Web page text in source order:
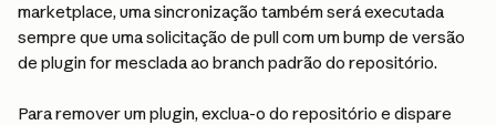
marketplace, uma sincronização também será executada
sempre que uma solicitação de pull com um bump de versão
de plugin for mesclada ao branch padrão do repositório.
Para remover um plugin, exclua-o do repositório e dispare